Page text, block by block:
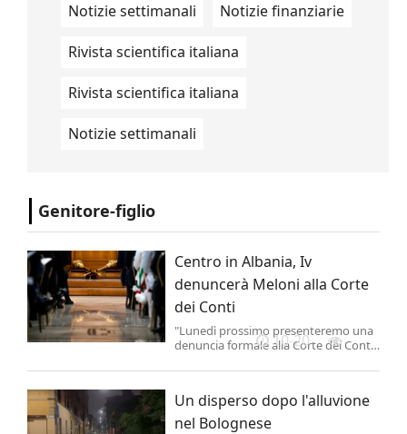
Notizie settimanali Notizie finanziarie
Rivista scientifica italiana
Rivista scientifica italiana
Notizie settimanali
Genitore-figlio
Centro in Albania, Iv
denuncerà Meloni alla Corte
dei Conti
"Lunedì prossimo presenteremo una
denuncia formale alla Corte dei Conti
responsabile dello spreco di denaro
centro migranti in Albania.
10-20
Un disperso dopo l'alluvione
nel Bolognese